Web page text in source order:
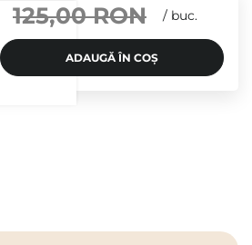
125,00 RON / buc.
ADAUGĂ ÎN COȘ